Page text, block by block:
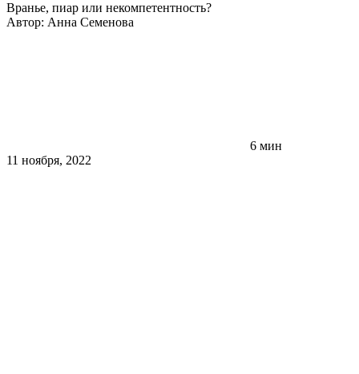
Вранье, пиар или некомпетентность?
Автор: Анна Семенова
6 мин
11 ноября, 2022